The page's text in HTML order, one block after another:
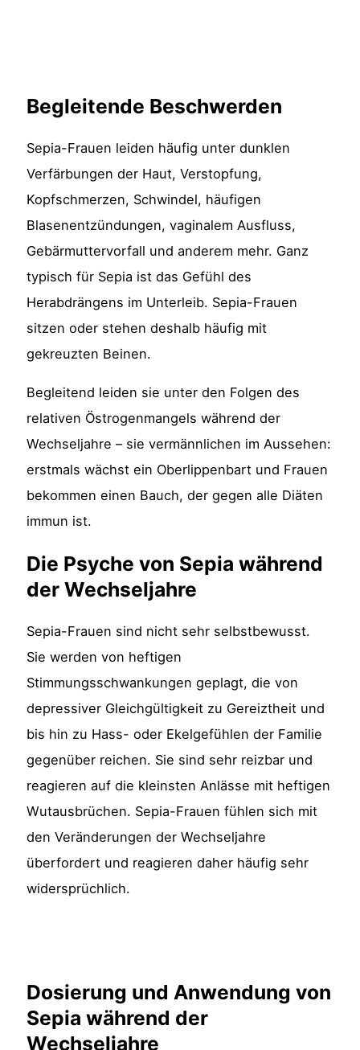
Begleitende Beschwerden
Sepia-Frauen leiden häufig unter dunklen
Verfärbungen der Haut, Verstopfung,
Kopfschmerzen, Schwindel, häufigen
Blasenentzündungen, vaginalem Ausfluss,
Gebärmuttervorfall und anderem mehr. Ganz
typisch für Sepia ist das Gefühl des
Herabdrängens im Unterleib. Sepia-Frauen
sitzen oder stehen deshalb häufig mit
gekreuzten Beinen.
Begleitend leiden sie unter den Folgen des
relativen Östrogenmangels während der
Wechseljahre – sie vermännlichen im Aussehen:
erstmals wächst ein Oberlippenbart und Frauen
bekommen einen Bauch, der gegen alle Diäten
immun ist.
Die Psyche von Sepia während
der Wechseljahre
Sepia-Frauen sind nicht sehr selbstbewusst.
Sie werden von heftigen
Stimmungsschwankungen geplagt, die von
depressiver Gleichgültigkeit zu Gereiztheit und
bis hin zu Hass- oder Ekelgefühlen der Familie
gegenüber reichen. Sie sind sehr reizbar und
reagieren auf die kleinsten Anlässe mit heftigen
Wutausbrüchen. Sepia-Frauen fühlen sich mit
den Veränderungen der Wechseljahre
überfordert und reagieren daher häufig sehr
widersprüchlich.
Dosierung und Anwendung von
Sepia während der
Wechseljahre